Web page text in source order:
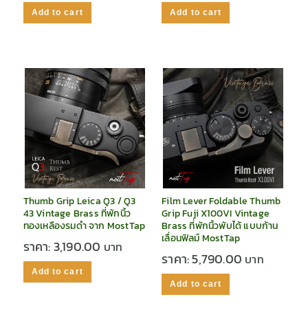
Add to cart Add to cart
Thumb Grip Leica Q3 / Q3
43 Vintage Brass ที่พักนิ้ว
ทองเหลืองรมดำ จาก MostTap
ราคา:3,190.00
Add to cart
Film Lever Foldable Thumb
Grip Fuji X100VI Vintage
Brass ที่พักนิ้วพับได้ แบบก้าน
เลื่อนฟิลม์ MostTap
ราคา:5,790.00
Add to cart